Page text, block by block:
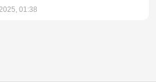
01:38